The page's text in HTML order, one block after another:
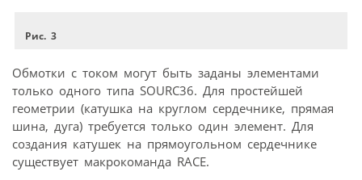
Рис. 3
Обмотки с током могут быть заданы элементами
только одного типа SOURC36. Для простейшей
геометрии (катушка на круглом сердечнике, прямая
шина, дуга) требуется только один элемент. Для
создания катушек на прямоугольном сердечнике
существует макрокоманда RACE.